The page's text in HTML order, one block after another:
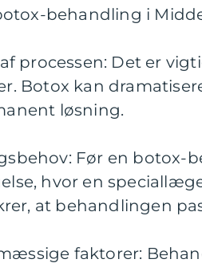
behandling i
processen: Det er
Botox kan
løsning.
Før en
hvor en
at behandlingen
faktorer: